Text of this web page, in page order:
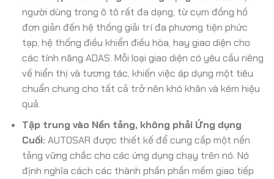
người dùng trong ô tô rất đa dạng, từ cụm đồng hồ
đơn giản đến hệ thống giải trí đa phương tiện phức
tạp, hệ thống điều khiển điều hòa, hay giao diện cho
các tính năng ADAS. Mỗi loại giao diện có yêu cầu riêng
về hiển thị và tương tác, khiến việc áp dụng một tiêu
chuẩn chung cho tất cả trở nên khó khăn và kém hiệu
quả.
Tập trung vào Nền tảng, không phải Ứng dụng
Cuối: AUTOSAR được thiết kế để cung cấp một nền
tảng vững chắc cho các ứng dụng chạy trên nó. Nó
định nghĩa cách các thành phần phần mềm giao tiếp